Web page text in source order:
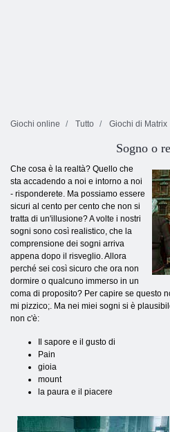
Giochi online Tutto Giochi di Matrix
Sogno o
Che cosa è la realtà? Quello che
sta accadendo a noi e intorno a noi
- risponderete. Ma possiamo essere
sicuri al cento per cento che non si
tratta di un'illusione? A volte i nostri
sogni sono così realistico, che la
comprensione dei sogni arriva
appena dopo il risveglio. Allora
perché sei così sicuro che ora non
dormire o qualcuno immerso in un
coma di proposito? Per capire se questo
mi pizzico;. Ma nei miei sogni si è
non c'è:
Il sapore e il gusto di
Pain
gioia
mount
la paura e il piacere